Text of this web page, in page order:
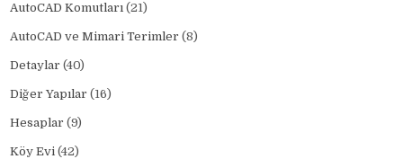
AutoCAD Komutları (21)
AutoCAD ve Mimari Terimler (8)
Detaylar (40)
Diğer Yapılar (16)
Hesaplar (9)
Köy Evi (42)